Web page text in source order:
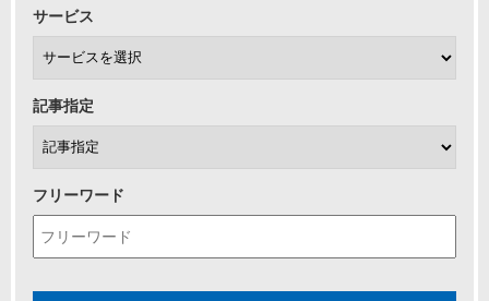
サービス
記事指定
フリーワード